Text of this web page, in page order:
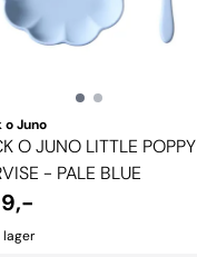
o Juno
O JUNO LITTLE POPPY
- PALE BLUE
lager